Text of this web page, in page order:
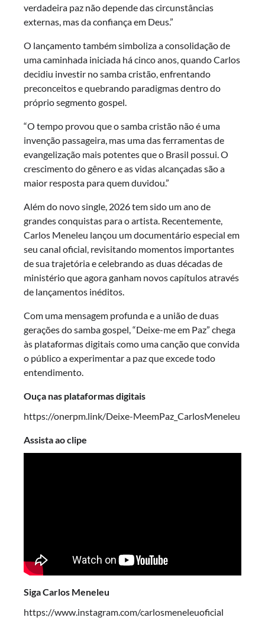
verdadeira paz não depende das circunstâncias
externas, mas da confiança em Deus.”
O lançamento também simboliza a consolidação de
uma caminhada iniciada há cinco anos, quando Carlos
decidiu investir no samba cristão, enfrentando
preconceitos e quebrando paradigmas dentro do
próprio segmento gospel.
“O tempo provou que o samba cristão não é uma
invenção passageira, mas uma das ferramentas de
evangelização mais potentes que o Brasil possui. O
crescimento do gênero e as vidas alcançadas são a
maior resposta para quem duvidou.”
Além do novo single, 2026 tem sido um ano de
grandes conquistas para o artista. Recentemente,
Carlos Meneleu lançou um documentário especial em
seu canal oficial, revisitando momentos importantes
de sua trajetória e celebrando as duas décadas de
ministério que agora ganham novos capítulos através
de lançamentos inéditos.
Com uma mensagem profunda e a união de duas
gerações do samba gospel, “Deixe-me em Paz” chega
às plataformas digitais como uma canção que convida
o público a experimentar a paz que excede todo
entendimento.
Ouça nas plataformas digitais
https://onerpm.link/Deixe-MeemPaz_CarlosMeneleu
Assista ao clipe
Siga Carlos Meneleu
https://www.instagram.com/carlosmeneleuoficial